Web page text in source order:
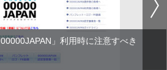
」利用時に注意すべき